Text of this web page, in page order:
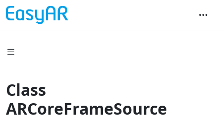
Class
ARCoreFrameSource